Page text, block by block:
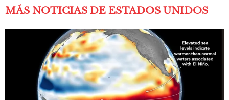
MÁS NOTICIAS DE ESTADOS UNIDOS